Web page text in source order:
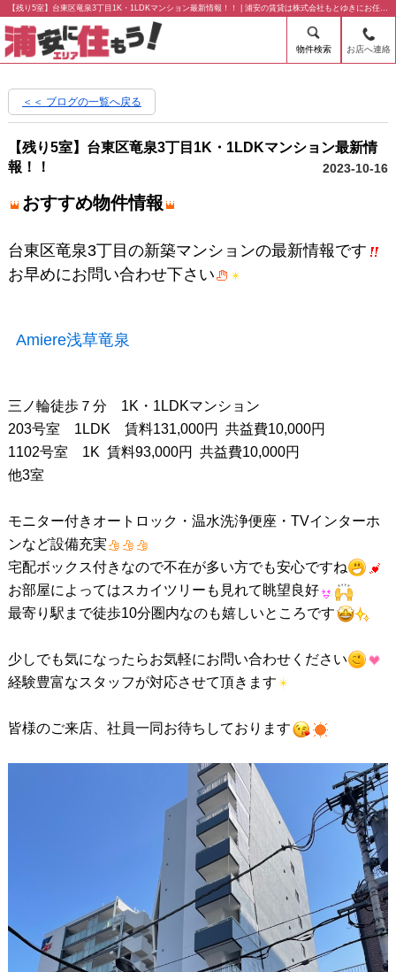
【残り5室】台東区竜泉3丁目1K・1LDKマンション最新情報！！ | 浦安の賃貸は株式会社もとゆきにお任せ下さい！
物件検索 お店へ連絡
＜＜ ブログの一覧へ戻る
【残り5室】台東区竜泉3丁目1K・1LDKマンション最新情
報！！
2023-10-16
おすすめ物件情報
台東区竜泉3丁目の新築マンションの最新情報です
お早めにお問い合わせ下さい
Amiere浅草竜泉
三ノ輪徒歩７分 1K・1LDKマンション
203号室 1LDK 賃料131,000円 共益費10,000円
1102号室 1K 賃料93,000円 共益費10,000円
他3室
モニター付きオートロック・温水洗浄便座・TVインターホ
ンなど設備充実
宅配ボックス付きなので不在が多い方でも安心ですね
お部屋によってはスカイツリーも見れて眺望良好
最寄り駅まで徒歩10分圏内なのも嬉しいところです
少しでも気になったらお気軽にお問い合わせください
経験豊富なスタッフが対応させて頂きます
皆様のご来店、社員一同お待ちしております